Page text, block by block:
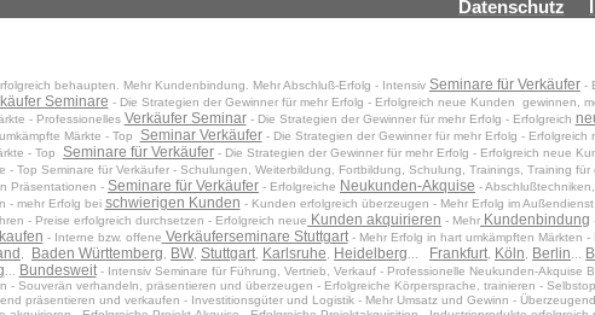
Datenschutz
behaupten. Mehr Kundenbindung. Mehr Abschluß-Erfolg - Intensiv Seminare für Verkäufer -
Seminare - Die Strategien der Gewinner für mehr Erfolg - Erfolgreich neue Kunden gewinnen,
- Professionelles Verkäufer Seminar- Die Strategien der Gewinner für mehr Erfolg - Erfolgreich
Märkte - Top Seminar Verkäufer- Die Strategien der Gewinner für mehr Erfolg -
- Top Seminare für Verkäufer - Die Strategien der Gewinner für mehr Erfolg - Erfolgreich neue
- Top Seminare für Verkäufer - Schulungen, Weiterbildung, Fortbildung, Schulung, Trainings, Training
Präsentationen - Seminare für Verkäufer - Erfolgreiche Neukunden-Akquise -
- mehr Erfolg bei schwierigen Kunden - Kunden erfolgreich überzeugen - Mehr Erfolg im Außendienst
- Preise erfolgreich durchsetzen - Erfolgreich neue Kunden akquirieren - Mehr Kundenbindung
- Interne bzw. offene Verkäuferseminare Stuttgart- Mehr Erfolg in hart umkämpften Märkten -
Baden Württemberg BW Stuttgart Karlsruhe Heidelberg Frankfurt Köln Berlin
Bundesweit- Intensiv Seminare für Führung, Vertrieb, Verkauf - Professionelle Neukunden-Akquise
Souverän verhandeln, präsentieren und überzeugen - Erfolgreiche Körpersprache, trainieren -
präsentieren und verkaufen - Investitionsgüter und Logistik - Mehr Umsatz und Gewinn -